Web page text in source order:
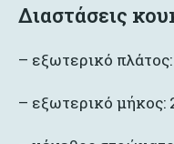
Διαστάσεις
– εξωτερικό
– εξωτερικό μήκος: